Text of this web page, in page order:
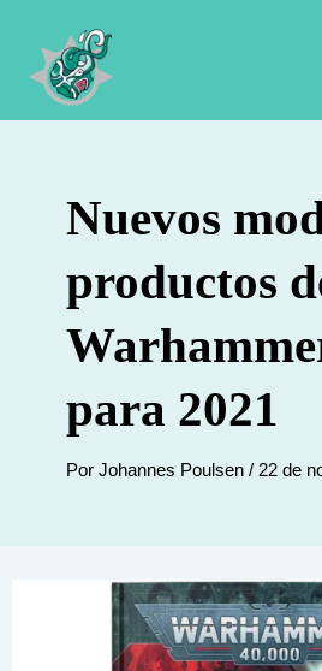
contenido
Nuevos
productos
para 2021
Por Johannes Poulsen / 22 de